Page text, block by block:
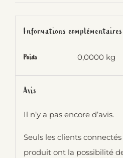
Informations complémentaires
Poids 0,0000 kg
Avis
Il n’y a pas encore d’avis.
Seuls les clients
produit ont la possibilité